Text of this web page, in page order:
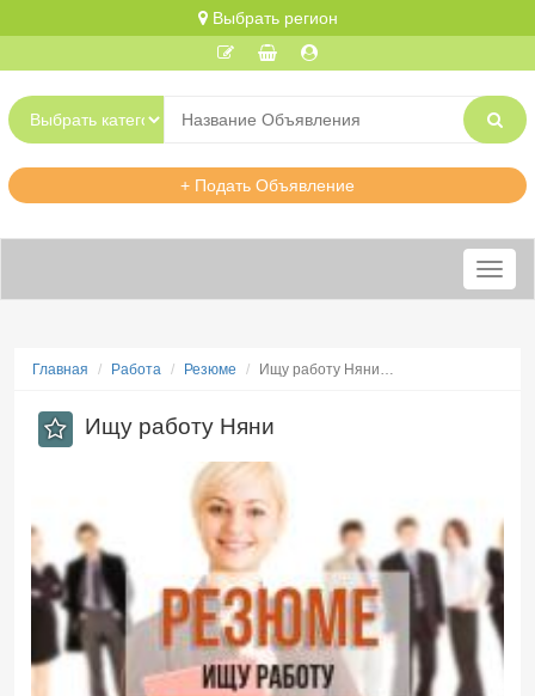
Выбрать регион
+ Подать Объявление
Меню
Главная Работа Резюме Ищу работу Няни…
Ищу работу Няни